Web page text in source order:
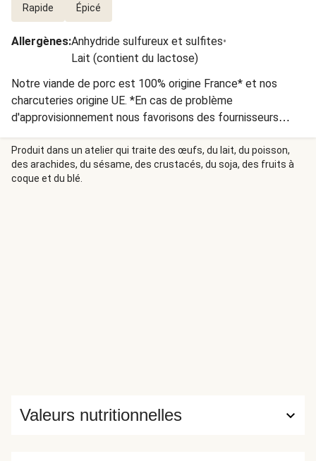
Rapide Épicé
Allergènes:Anhydride sulfureux et sulfites•
Lait (contient du lactose)
Notre viande de porc est 100% origine France* et nos
charcuteries origine UE. *En cas de problème
d'approvisionnement nous favorisons des fournisseurs
européens de qualité équivalente.
Produit dans un atelier qui traite des œufs, du lait, du poisson,
des arachides, du sésame, des crustacés, du soja, des fruits à
coque et du blé.
Valeurs nutritionnelles